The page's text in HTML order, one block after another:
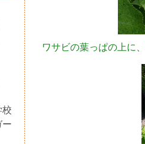
校
ー
ワサビの葉っぱの上に